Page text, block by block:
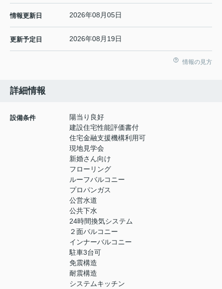
情報更新日 2026年08月05日
更新予定日 2026年08月19日
情報の見方
詳細情報
設備条件
陽当り良好
建設住宅性能評価書付
住宅金融支援機構利用可
現地見学会
新婚さん向け
フローリング
ルーフバルコニー
プロパンガス
公営水道
公共下水
24時間換気システム
２面バルコニー
インナーバルコニー
駐車3台可
免震構造
耐震構造
システムキッチン